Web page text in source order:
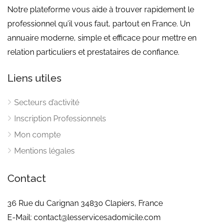
Notre plateforme vous aide à trouver rapidement le
professionnel qu’il vous faut, partout en France. Un
annuaire moderne, simple et efficace pour mettre en
relation particuliers et prestataires de confiance.
Liens utiles
Secteurs d’activité
Inscription Professionnels
Mon compte
Mentions légales
Contact
36 Rue du Carignan 34830 Clapiers, France
E-Mail: contact@lesservicesadomicile.com